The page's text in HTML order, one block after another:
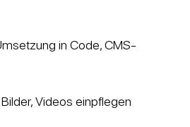
in Code, CMS-
Videos einpflegen